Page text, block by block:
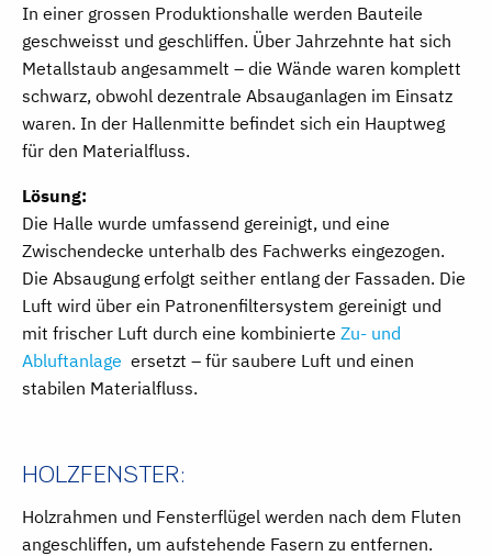
In einer grossen Produktionshalle werden Bauteile
geschweisst und geschliffen. Über Jahrzehnte hat sich
Metallstaub angesammelt – die Wände waren komplett
schwarz, obwohl dezentrale Absauganlagen im Einsatz
waren. In der Hallenmitte befindet sich ein Hauptweg
für den Materialfluss.
Lösung:
Die Halle wurde umfassend gereinigt, und eine
Zwischendecke unterhalb des Fachwerks eingezogen.
Die Absaugung erfolgt seither entlang der Fassaden. Die
Luft wird über ein Patronenfiltersystem gereinigt und
mit frischer Luft durch eine kombinierte Zu- und
Abluftanlage ersetzt – für saubere Luft und einen
stabilen Materialfluss.
HOLZFENSTER:
Holzrahmen und Fensterflügel werden nach dem Fluten
angeschliffen, um aufstehende Fasern zu entfernen.